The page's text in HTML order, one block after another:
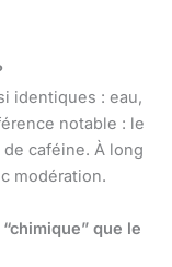
identiques : eau,
notable : le
caféine. À long
modération.
que le